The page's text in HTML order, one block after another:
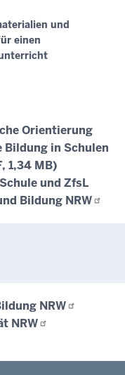
und
einen
Orientierung
in Schulen
1,34 MB)
und ZfsL
Bildung NRW
NRW
NRW